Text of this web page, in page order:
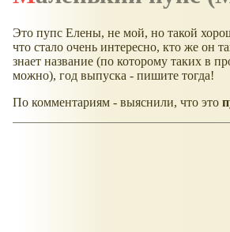
Это пупс Елены, не мой, но такой
что стало очень интересно, кто же он
знает название (по которому таких в
можно), год выпуска - пишите тогда!
По комментариям - выяснили, что это